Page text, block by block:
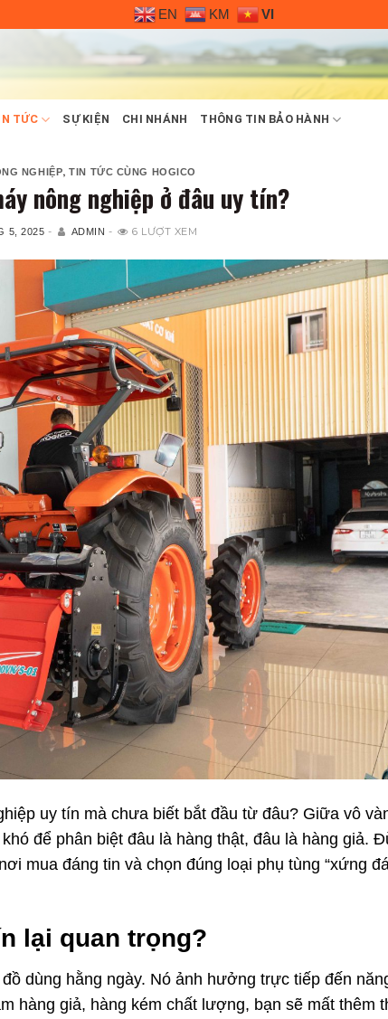
EN KM VI
TỨC SỰ KIỆN CHI NHÁNH THÔNG TIN BẢO HÀNH
NGHIỆP,TIN TỨC CÙNG HOGICO
nông nghiệp ở đâu uy tín?
5, 2025 - ADMIN - 6 LƯỢT XEM
uy tín mà chưa biết bắt đầu từ đâu? Giữa vô
để phân biệt đâu là hàng thật, đâu là hàng giả.
mua đáng tin và chọn đúng loại phụ tùng “xứng
lại quan trọng?
dùng hằng ngày. Nó ảnh hưởng trực tiếp đến
hàng giả, hàng kém chất lượng, bạn sẽ mất thêm